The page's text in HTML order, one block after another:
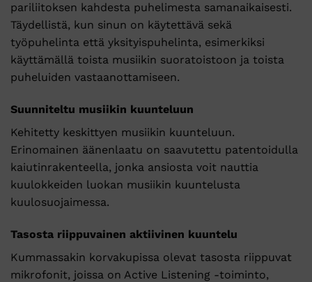
pariliitoksen kahdesta puhelimesta samanaikaisesti.
Täydellistä, kun sinun on käytettävä sekä
työpuhelinta että yksityispuhelinta, esimerkiksi
käyttämällä toista musiikin suoratoistoon ja toista
puheluiden vastaanottamiseen.
Suunniteltu musiikin kuunteluun
Kehitetty keskittyen musiikin kuunteluun.
Erinomainen äänenlaatu on saavutettu patentoidulla
kaiutinrakenteella, jonka ansiosta voit nauttia
kuulokkeiden luokan musiikin kuuntelusta
kuulosuojaimessa.
Tasosta riippuvainen aktiivinen kuuntelu
Kummassakin korvakupissa olevat tasosta riippuvat
mikrofonit, joissa on Active Listening -toiminto,